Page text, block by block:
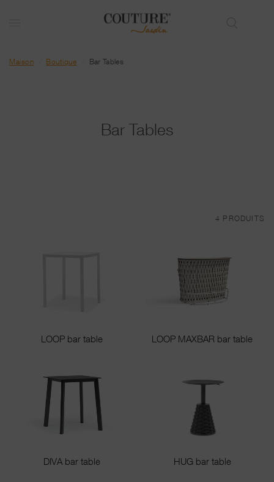
Maison Boutique Bar Tables
Bar Tables
4 PRODUITS
LOOP bar table LOOP MAXBAR bar table
DIVA bar table HUG bar table